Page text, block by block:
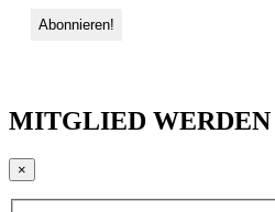
MITGLIED WERDEN
×